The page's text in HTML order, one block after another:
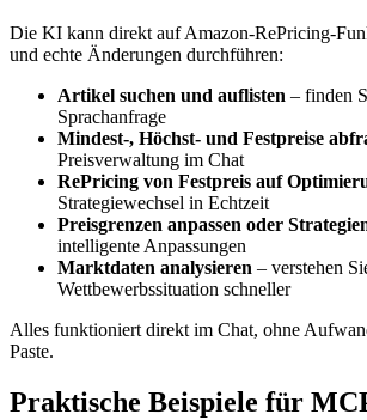
Die KI kann direkt auf Amazon-RePricing-
und echte Änderungen durchführen:
Artikel suchen und auflisten – finden
Sprachanfrage
Mindest-, Höchst- und Festpreise
Preisverwaltung im Chat
RePricing von Festpreis auf
Strategiewechsel in Echtzeit
Preisgrenzen anpassen oder
intelligente Anpassungen
Marktdaten analysieren – verstehen
Wettbewerbssituation schneller
Alles funktioniert direkt im Chat, ohne
Paste.
Praktische Beispiele für